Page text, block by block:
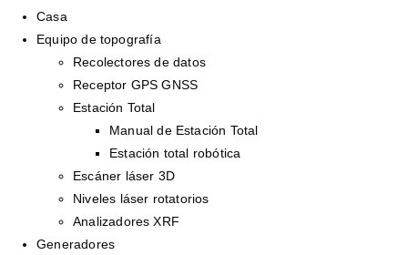
Casa
Equipo de topografía
Recolectores de datos
Receptor GPS GNSS
Estación Total
Manual de Estación Total
Estación total robótica
Escáner láser 3D
Niveles láser rotatorios
Analizadores XRF
Generadores